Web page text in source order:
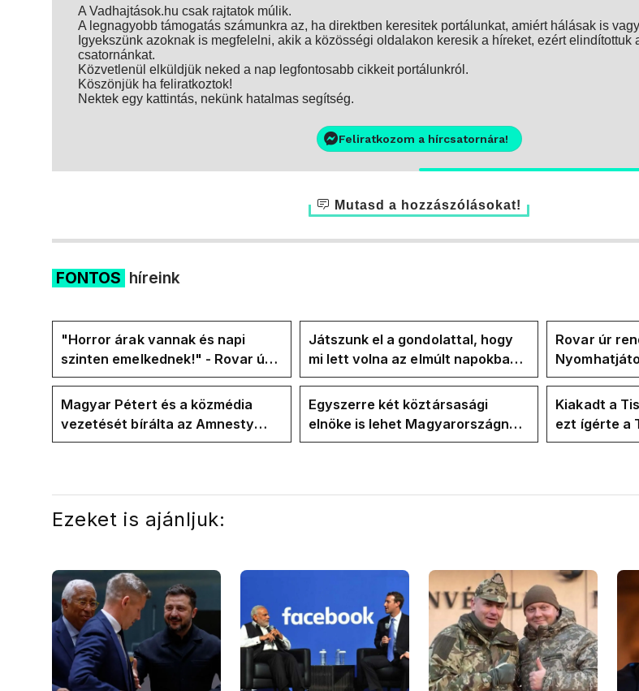
A Vadhajtások.hu csak rajtatok múlik.
A legnagyobb támogatás számunkra az, ha direktben keresitek portálunkat, amiért hálásak is
Igyekszünk azoknak is megfelelni, akik a közösségi oldalakon keresik a híreket, ezért elindítottuk
csatornánkat.
Közvetlenül elküldjük neked a nap legfontosabb cikkeit portálunkról.
Köszönjük ha feliratkoztok!
Nektek egy kattintás, nekünk hatalmas segítség.
Feliratkozom a hírcsatornára!
Mutasd a hozzászólásokat!
FONTOS híreink
"Horror árak vannak és napi
szinten emelkednek!" - Rovar úr
Facebook-oldalán lázadnak a
Tiszások
Játszunk el a gondolattal, hogy
mi lett volna az elmúlt napokban
rezsicsökkentés nélkül
Rovar úr
hűtőket
Magyar Pétert és a közmédia
vezetését bírálta az Amnesty
International a Klubrádióban
Egyszerre két köztársasági
elnöke is lehet Magyarországnak
jövő hétre
Kiakadt a
ezt ígérte a
ezt ígérte
Ezeket is ajánljuk: